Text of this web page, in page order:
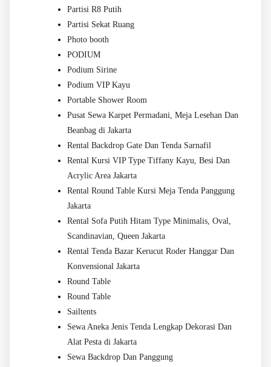
Partisi R8 Putih
Partisi Sekat Ruang
Photo booth
PODIUM
Podium Sirine
Podium VIP Kayu
Portable Shower Room
Pusat Sewa Karpet Permadani, Meja Lesehan Dan
Beanbag di Jakarta
Rental Backdrop Gate Dan Tenda Sarnafil
Rental Kursi VIP Type Tiffany Kayu, Besi Dan
Acrylic Area Jakarta
Rental Round Table Kursi Meja Tenda Panggung
Jakarta
Rental Sofa Putih Hitam Type Minimalis, Oval,
Scandinavian, Queen Jakarta
Rental Tenda Bazar Kerucut Roder Hanggar Dan
Konvensional Jakarta
Round Table
Round Table
Sailtents
Sewa Aneka Jenis Tenda Lengkap Dekorasi Dan
Alat Pesta di Jakarta
Sewa Backdrop Dan Panggung